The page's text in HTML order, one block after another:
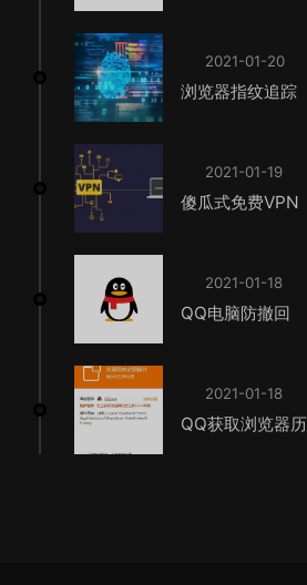
2021-01-20
浏览器指纹追踪
2021-01-19
傻瓜式免费VPN
2021-01-18
QQ电脑防撤回
2021-01-18
QQ获取浏览器